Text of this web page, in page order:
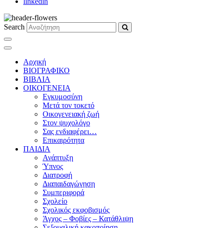
Search
Αρχική
ΒΙΟΓΡΑΦΙΚΟ
ΒΙΒΛΙΑ
ΟΙΚΟΓΕΝΕΙΑ
Εγκυμοσύνη
Μετά τον τοκετό
Οικογενειακή ζωή
Στον ψυχολόγο
Σας ενδιαφέρει…
Επικαιρότητα
ΠΑΙΔΙΑ
Ανάπτυξη
Ύπνος
Διατροφή
Διαπαιδαγώγηση
Συμπεριφορά
Σχολείο
Σχολικός εκφοβισμός
Άγχος – Φοβίες – Κατάθλιψη